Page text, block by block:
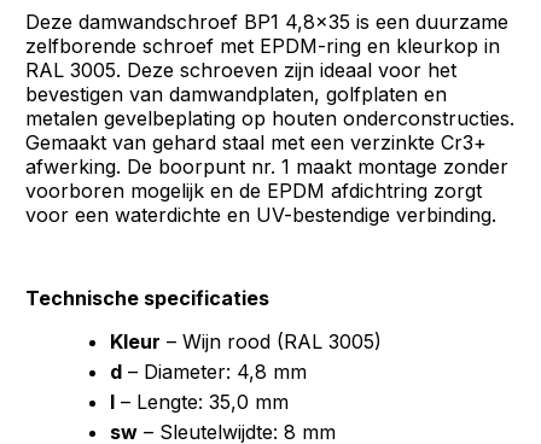
Deze damwandschroef BP1 4,8x35 is een duurzame
zelfborende schroef met EPDM-ring en kleurkop in
RAL 3005. Deze schroeven zijn ideaal voor het
bevestigen van damwandplaten, golfplaten en
metalen gevelbeplating op houten onderconstructies.
Gemaakt van gehard staal met een verzinkte Cr3+
afwerking. De boorpunt nr. 1 maakt montage zonder
voorboren mogelijk en de EPDM afdichtring zorgt
voor een waterdichte en UV-bestendige verbinding.
Technische specificaties
Kleur – Wijn rood (RAL 3005)
d – Diameter: 4,8 mm
l – Lengte: 35,0 mm
sw – Sleutelwijdte: 8 mm